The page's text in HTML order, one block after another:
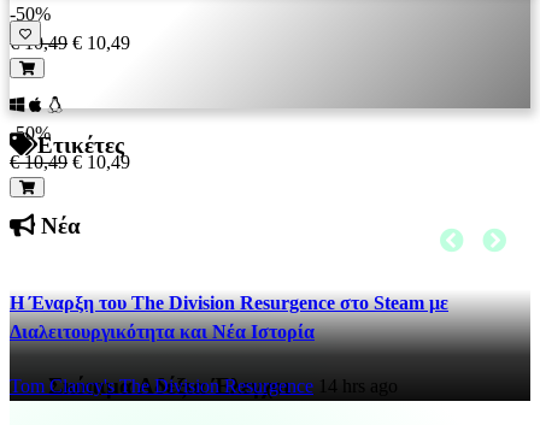
-50%
€ 10,49 € 10,49
-50%
€ 10,49 € 10,49
Ετικέτες
Νέα
Η Έναρξη του The Division Resurgence στο Steam με
Διαλειτουργικότητα και Νέα Ιστορία
Tom Clancy's The Division Resurgence 14 hrs ago
Σκόπιμα Αδέξια Έλεγχοι